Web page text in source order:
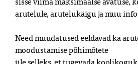
arutelule, arutelukäigu ja muu info
Need muudatused eeldavad ka
moodustamise põhimõtete
üle selleks, et tugevada